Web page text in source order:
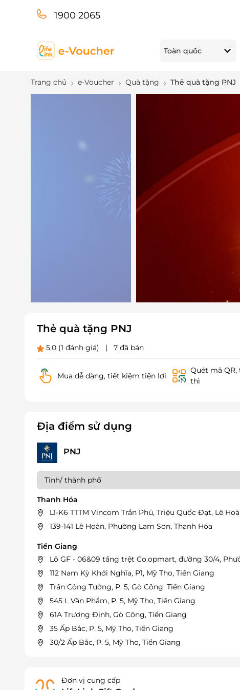
1900 2065
Toàn quốc
Trang chủ e-Voucher Quà tặng Thẻ quà tặng PNJ
Thẻ quà tặng PNJ
5.0 (1 đánh giá) | 7 đã bán
Mua dễ dàng, tiết kiệm tiện lợi
Quét mã
thì
Địa điểm sử dụng
PNJ
Thanh Hóa
L1-K6 TTTM Vincom Trần Phú, Triệu Quốc Đạt, Lê
139-141 Lê Hoàn, Phường Lam Sơn, Thanh Hóa
Tiền Giang
Lô GF - 06&09 tầng trệt Co.opmart, đường 30/4,
112 Nam Kỳ Khởi Nghĩa, P1, Mỹ Tho, Tiền Giang
Trần Công Tường, P. 5, Gò Công, Tiền Giang
545 L Văn Phẩm, P. 5, Mỹ Tho, Tiền Giang
61A Trương Định, Gò Công, Tiền Giang
35 Ấp Bắc, P. 5, Mỹ Tho, Tiền Giang
30/2 Ấp Bắc, P. 5, Mỹ Tho, Tiền Giang
165 Nguyễn Văn Thoại, P. An Hải Đông, Quận Sơn
Đơn vị cung cấp